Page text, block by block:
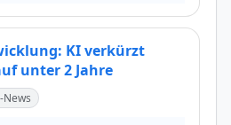
KI verkürzt
unter 2 Jahre
News